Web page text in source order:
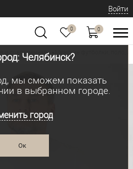
Челябинск?
мы сможем показать
в выбранном городе.
город
Ок
Войти
0 0
и современная Мужские футболки, поло,